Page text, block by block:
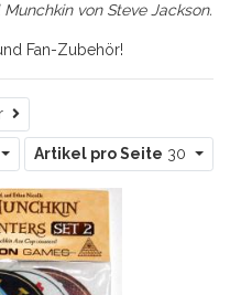
von Steve Jackson.
Fan-Zubehör!
Weiter
Artikel pro Seite 30